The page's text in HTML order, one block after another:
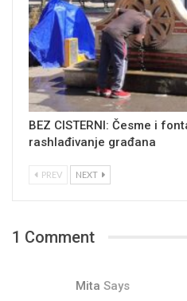
BEZ CISTERNI: Česme i
rashlađivanje građana
PREV NEXT
1 Comment
Mita Says